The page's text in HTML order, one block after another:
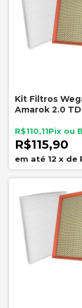
Kit Filtros
Amarok 2.0
AKX1140
R$115,90
R$110,11
12 x de